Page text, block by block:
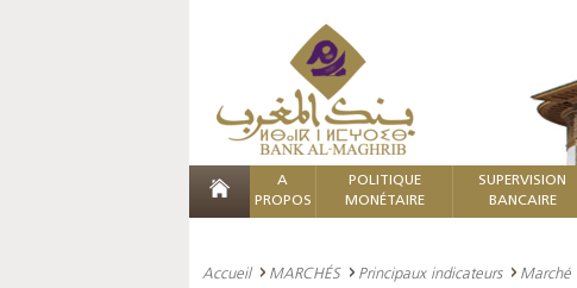
A
PROPOS
POLITIQUE
MONÉTAIRE
SUPERVISION
BANCAIRE
Accueil MARCHÉS Principaux indicateurs Marché